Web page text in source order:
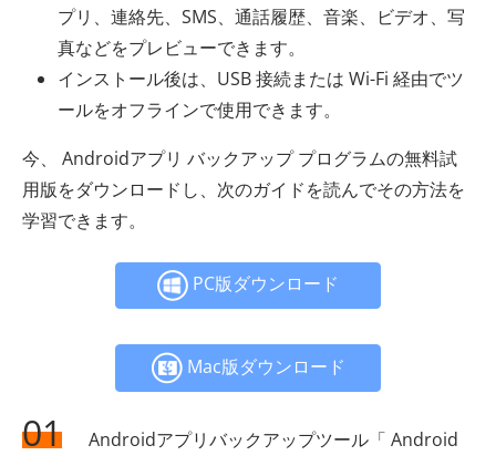
プリ、連絡先、SMS、通話履歴、音楽、ビデオ、写
真などをプレビューできます。
インストール後は、USB 接続または Wi-Fi 経由でツ
ールをオフラインで使用できます。
今、 Androidアプリ バックアップ プログラムの無料試
用版をダウンロードし、次のガイドを読んでその方法を
学習できます。
PC版ダウンロード
Mac版ダウンロード
01
Androidアプリバックアップツール「 Android